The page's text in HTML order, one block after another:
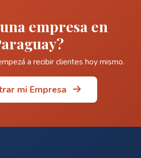
empresa en
a recibir clientes hoy mismo.
mi Empresa